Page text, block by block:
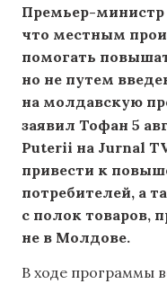
Премьер-министр
что местным
помогать
но не путем
на молдавскую
заявил Тофан 5
Puterii на Jurnal
привести к
потребителей, а
с полок товаров,
не в Молдове.
В ходе программы